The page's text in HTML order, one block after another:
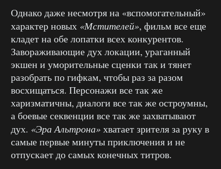
Однако даже несмотря на «вспомогательный»
характер новых «Мстителей», фильм все еще
кладет на обе лопатки всех конкурентов.
Завораживающие дух локации, ураганный
экшен и уморительные сценки так и тянет
разобрать по гифкам, чтобы раз за разом
восхищаться. Персонажи все так же
харизматичны, диалоги все так же остроумны,
а боевые секвенции все так же захватывают
дух. «Эра Альтрона»хватает зрителя за руку в
самые первые минуты приключения и не
отпускает до самых конечных титров.